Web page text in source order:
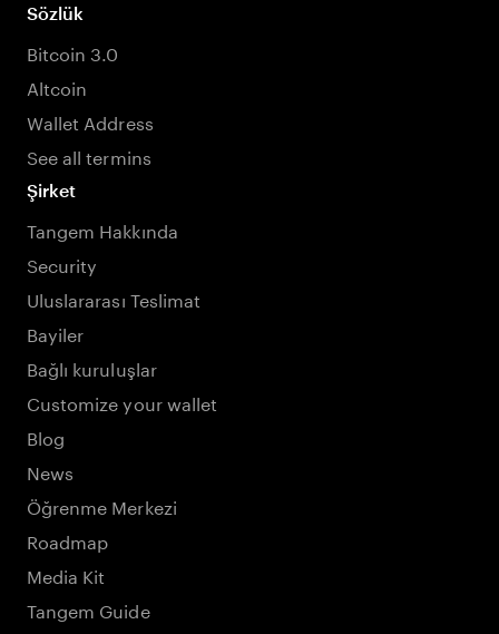
Sözlük
Bitcoin 3.0
Altcoin
Wallet Address
See all termins
Şirket
Tangem Hakkında
Security
Uluslararası Teslimat
Bayiler
Bağlı kuruluşlar
Customize your wallet
Blog
News
Öğrenme Merkezi
Roadmap
Media Kit
Tangem Guide